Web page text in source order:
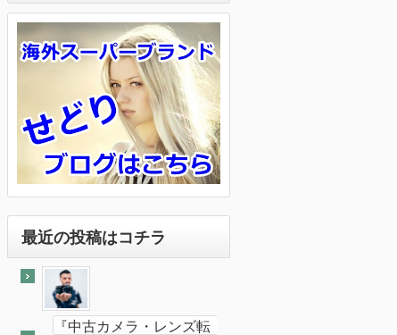
最近の投稿はコチラ
『中古カメラ・レンズ転